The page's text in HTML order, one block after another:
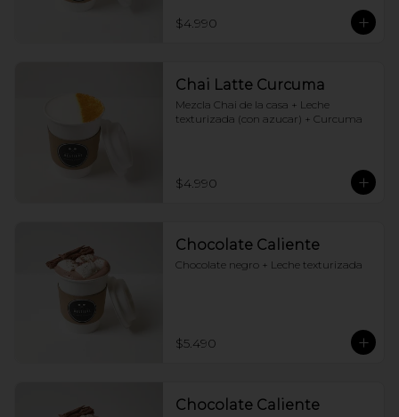
$4.990
Chai Latte Curcuma
Mezcla Chai de la casa + Leche
texturizada (con azucar) + Curcuma
$4.990
Chocolate Caliente
Chocolate negro + Leche texturizada
$5.490
Chocolate Caliente